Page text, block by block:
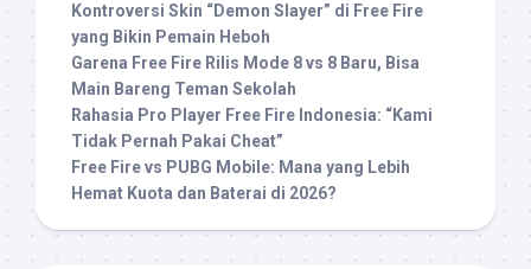
Kontroversi Skin “Demon Slayer” di Free Fire
yang Bikin Pemain Heboh
Garena Free Fire Rilis Mode 8 vs 8 Baru, Bisa
Main Bareng Teman Sekolah
Rahasia Pro Player Free Fire Indonesia: “Kami
Tidak Pernah Pakai Cheat”
Free Fire vs PUBG Mobile: Mana yang Lebih
Hemat Kuota dan Baterai di 2026?